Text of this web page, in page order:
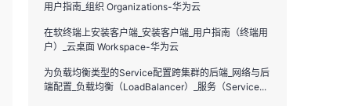
用户指南_组织 Organizations-华为云
在软终端上安装客户端_安装客户端_用户指南（终端用
户）_云桌面 Workspace-华为云
为负载均衡类型的Service配置跨集群的后端_网络与后
端配置_负载均衡（LoadBalancer）_服务（Service...